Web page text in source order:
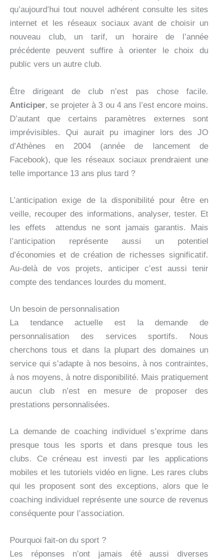
qu’aujourd’hui tout nouvel adhérent consulte les sites
internet et les réseaux sociaux avant de choisir un
nouveau club, un tarif, un horaire de l’année
précédente peuvent suffire à orienter le choix du
public vers un autre club.
Être dirigeant de club n’est pas chose facile.
Anticiper, se projeter à 3 ou 4 ans l’est encore moins.
D’autant que certains paramètres externes sont
imprévisibles. Qui aurait pu imaginer lors des JO
d’Athènes en 2004 (année de lancement de
Facebook), que les réseaux sociaux prendraient une
telle importance 13 ans plus tard ?
L’anticipation exige de la disponibilité pour être en
veille, recouper des informations, analyser, tester. Et
les effets attendus ne sont jamais garantis. Mais
l’anticipation représente aussi un potentiel
d’économies et de création de richesses significatif.
Au-delà de vos projets, anticiper c’est aussi tenir
compte des tendances lourdes du moment.
Un besoin de personnalisation
La tendance actuelle est la demande de
personnalisation des services sportifs. Nous
cherchons tous et dans la plupart des domaines un
service qui s’adapte à nos besoins, à nos contraintes,
à nos moyens, à notre disponibilité. Mais pratiquement
aucun club n’est en mesure de proposer des
prestations personnalisées.
La demande de coaching individuel s’exprime dans
presque tous les sports et dans presque tous les
clubs. Ce créneau est investi par les applications
mobiles et les tutoriels vidéo en ligne. Les rares clubs
qui les proposent sont des exceptions, alors que le
coaching individuel représente une source de revenus
conséquente pour l’association.
Pourquoi fait-on du sport ?
Les réponses n’ont jamais été aussi diverses